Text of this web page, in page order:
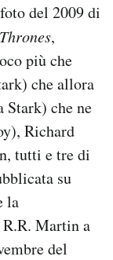
del 2009 di
,
più che
che allora
Stark) che ne
Richard
tutti e tre di
su
la
Martin a
del